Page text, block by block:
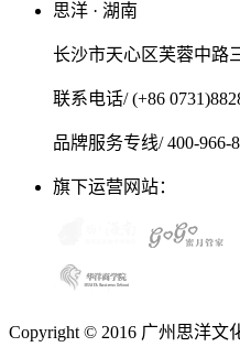
思洋 · 湖南
长沙市天心区芙蓉中路
联系电话/ (+86
品牌服务专线/ 400-966-
旗下运营网站：
Copyright © 2016 广州思洋